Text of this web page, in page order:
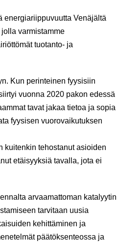
energiariippuvuutta Venäjältä
varmistamme
tuotanto- ja
Kun perinteinen fyysisiin
vuonna 2020 pakon edessä
tavat jakaa tietoa ja sopia
fyysisen vuorovaikutuksen
kuitenkin tehostanut asioiden
etäisyyksiä tavalla, jota ei
arvaamattoman katalyytin
tarvitaan uusia
kehittäminen ja
päätöksenteossa ja